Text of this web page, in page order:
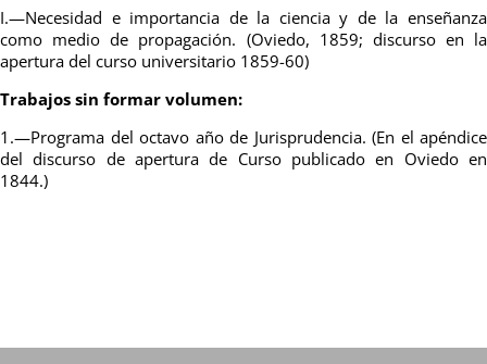
I.—Necesidad e importancia de la ciencia y de la enseñanza
como medio de propagación. (Oviedo, 1859; discurso en la
apertura del curso universitario 1859-60)
Trabajos sin formar volumen:
1.—Programa del octavo año de Jurisprudencia. (En el apéndice
del discurso de apertura de Curso publicado en Oviedo en
1844.)